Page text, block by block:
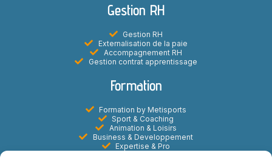
Gestion RH
Gestion RH
Externalisation de la paie
Accompagnement RH
Gestion contrat apprentissage
Formation
Formation by Metisports
Sport & Coaching
Animation & Loisirs
Business & Developpement
Expertise & Pro